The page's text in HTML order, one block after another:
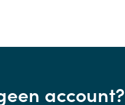
account?